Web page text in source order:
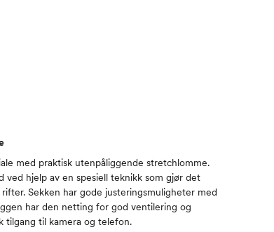
med praktisk utenpåliggende stretchlomme.
ved hjelp av en spesiell teknikk som gjør det
Sekken har gode justeringsmuligheter med
har den netting for god ventilering og
tilgang til kamera og telefon.